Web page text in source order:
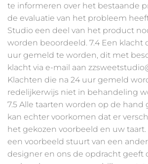
te informeren over het bestaande
de evaluatie van het probleem
Studio een deel van het product
worden beoordeeld. 7.4 Een klacht
uur gemeld te worden, dit met
klacht via e-mail aan
Klachten die na 24 uur gemeld
redelijkerwijs niet in behandeling
7.5 Alle taarten worden op de hand
kan echter voorkomen dat er
het gekozen voorbeeld en uw
een voorbeeld stuurt van een
designer en ons de opdracht geeft